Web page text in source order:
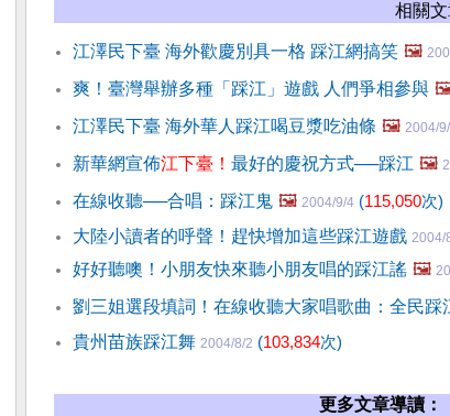
相關
江澤民下臺 海外歡慶別具一格 踩江網搞笑 🖼️
爽！臺灣舉辦多種「踩江」遊戲 人們爭相參與
江澤民下臺 海外華人踩江喝豆漿吃油條 🖼️ 2004/
新華網宣佈江下臺！ 最好的慶祝方式──踩江 🖼️
在線收聽──合唱：踩江鬼 🖼️ 2004/9/4 (115,050次)
大陸小讀者的呼聲！趕快增加這些踩江遊戲 2004/
好好聽噢！小朋友快來聽小朋友唱的踩江謠 🖼️
劉三姐選段填詞！在線收聽大家唱歌曲：全民踩
貴州苗族踩江舞 2004/8/2 (103,834次)
更多文章導讀：